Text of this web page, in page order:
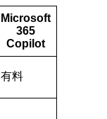
Microsoft
365
Copilot
有料